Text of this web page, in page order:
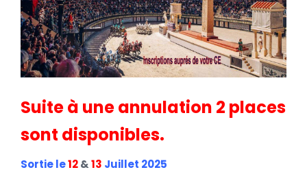
Suite à une annulation 2 places
sont disponibles.
Sortie le12&13 Juillet 2025